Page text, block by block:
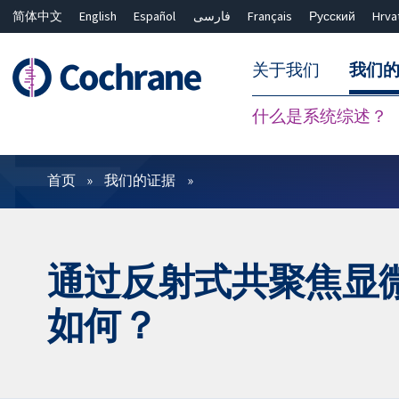
简体中文 English Español فارسی Français Русский
关于我们 我们
什么是系统综述？
过滤
首页 我们的证据
通过反射式共聚焦显
如何？